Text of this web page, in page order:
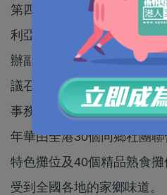
第四屆同鄉社團家鄉市集
利亞公園舉行啟動儀式，
辦副主任羅永綱、駐港國
議召集人葉劉淑儀、保安
事務局局長麥美娟出席儀
年華由全港30個同鄉社團
特色攤位及40個精品熟食
受到全國各地的家鄉味道。